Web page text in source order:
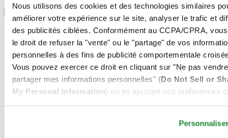
Nous utilisons des cookies et des technologies similaires
améliorer votre expérience sur le site, analyser le trafic et
des publicités ciblées. Conformément au CCPA/CPRA,
le droit de refuser la "vente" ou le "partage" de vos
personnelles à des fins de publicité comportementale
Vous pouvez exercer ce droit en cliquant sur "Ne pas
partager mes informations personnelles" (Do Not Sell or
My Personal Information) ou en ajustant vos préférences
Allemagne
Autriche
Dutch
Français
Chine
English